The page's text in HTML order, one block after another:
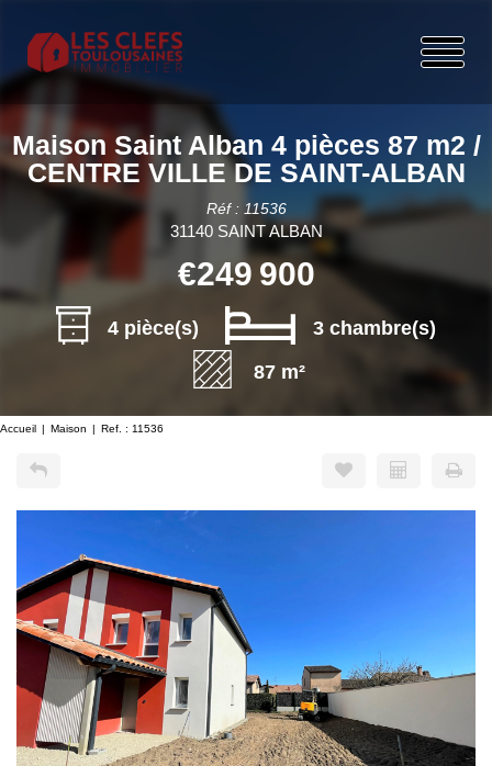
Maison Saint Alban 4 pièces 87 m2 /
CENTRE VILLE DE SAINT-ALBAN
Réf : 11536
31140 SAINT ALBAN
€249 900
4 pièce(s)
3 chambre(s)
87 m²
Accueil Maison Ref. : 11536